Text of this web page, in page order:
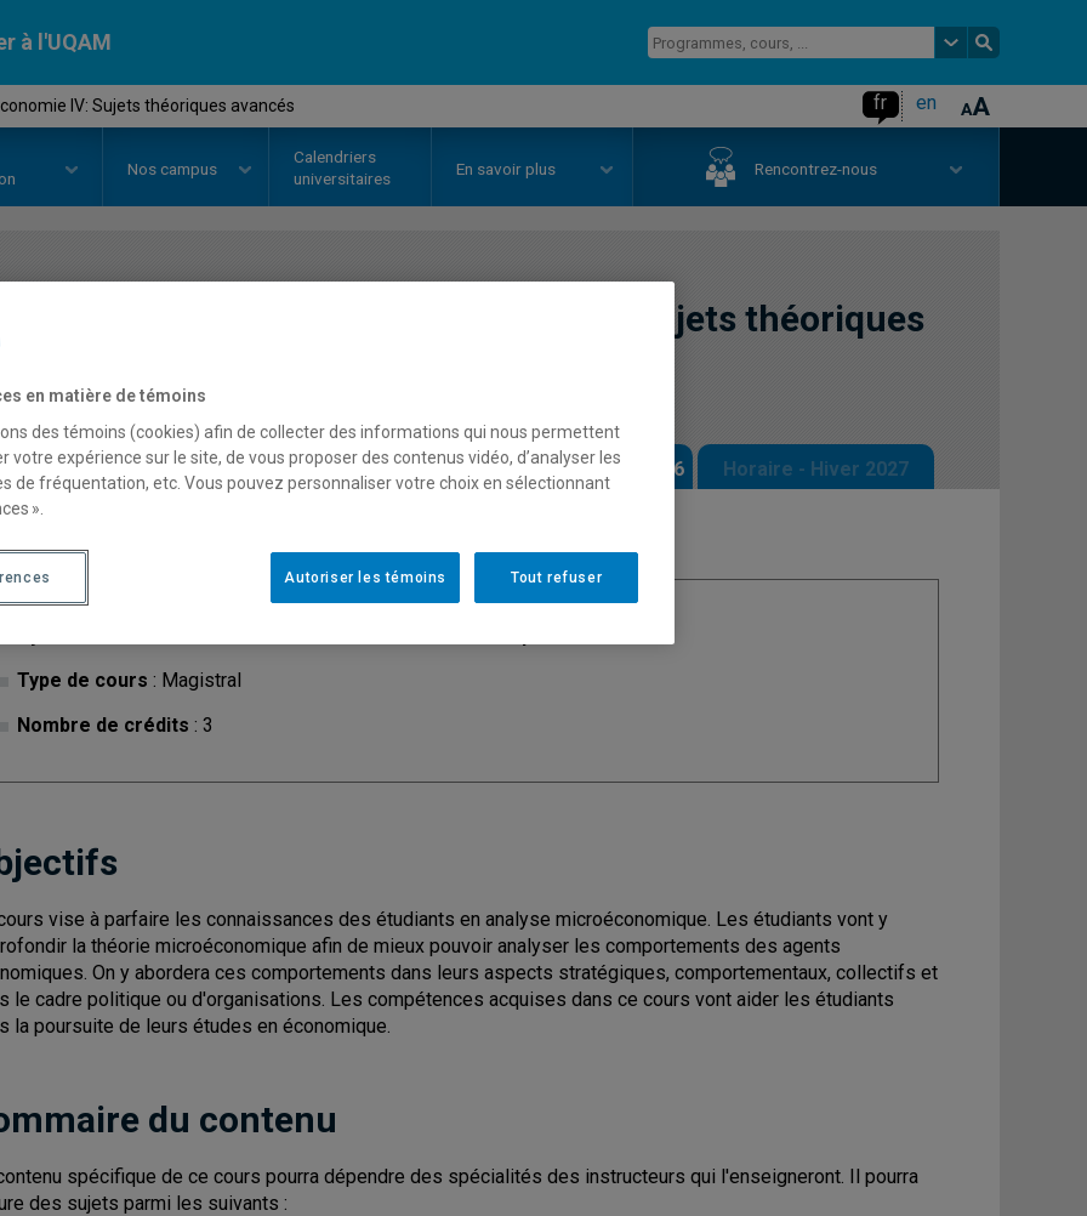
à l'UQAM
IV: Sujets théoriques avancés fr en
Nos campus
Calendriers
universitaires
En savoir plus Rencontrez-nous
Microéconomie IV: Sujets théoriques
Description Horaire - Été 2026 Horaire - Automne 2026 Horaire - Hiver 2027
Type de cours : Magistral
Nombre de crédits : 3
vise à parfaire les connaissances des étudiants en analyse microéconomique. Les étudiants vont y
la théorie microéconomique afin de mieux pouvoir analyser les comportements des agents
On y abordera ces comportements dans leurs aspects stratégiques, comportementaux, collectifs et
le cadre politique ou d'organisations. Les compétences acquises dans ce cours vont aider les étudiants
la poursuite de leurs études en économique.
du contenu
spécifique de ce cours pourra dépendre des spécialités des instructeurs qui l'enseigneront. Il pourra
des sujets parmi les suivants :
en matière de témoins
des témoins (cookies) afin de collecter des informations qui nous permettent
votre expérience sur le site, de vous proposer des contenus vidéo, d’analyser les
de fréquentation, etc. Vous pouvez personnaliser votre choix en sélectionnant
».
Tout refuser
Autoriser les témoins